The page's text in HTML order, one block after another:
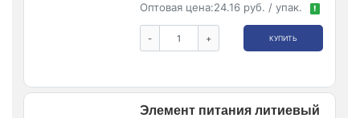
Оптовая цена:24.16 руб. / упак. !
- + КУПИТЬ
Элемент питания литиевый